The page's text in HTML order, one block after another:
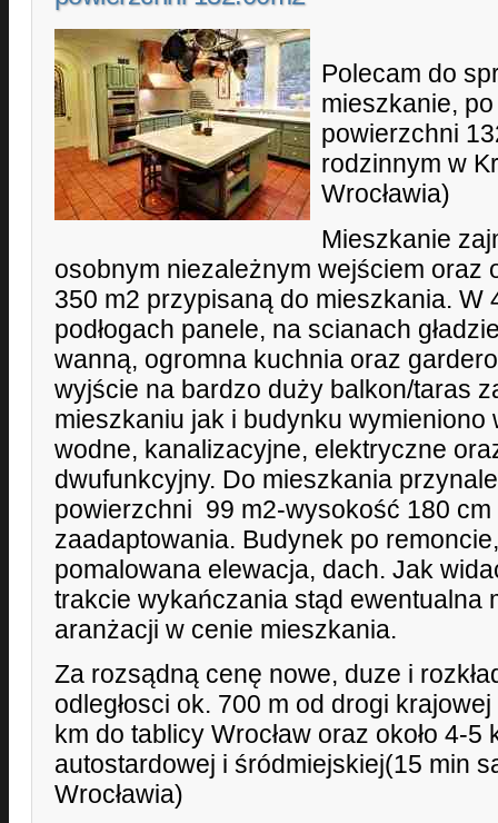
Polecam do
mieszkanie,
powierzchni
rodzinnym w
Wrocławia)
Mieszkanie
osobnym niezależnym wejściem oraz
350 m2 przypisaną do mieszkania. W
podłogach panele, na scianach
wanną, ogromna kuchnia oraz
wyjście na bardzo duży balkon/taras
mieszkaniu jak i budynku wymieniono
wodne, kanalizacyjne, elektryczne
dwufunkcyjny. Do mieszkania
powierzchni 99 m2-wysokość 180
zaadaptowania. Budynek po
pomalowana elewacja, dach. Jak
trakcie wykańczania stąd ewentualna
aranżacji w cenie mieszkania.
Za rozsądną cenę nowe, duze i
odległosci ok. 700 m od drogi
km do tablicy Wrocław oraz około 4-
autostardowej i śródmiejskiej(15 min
Wrocławia)